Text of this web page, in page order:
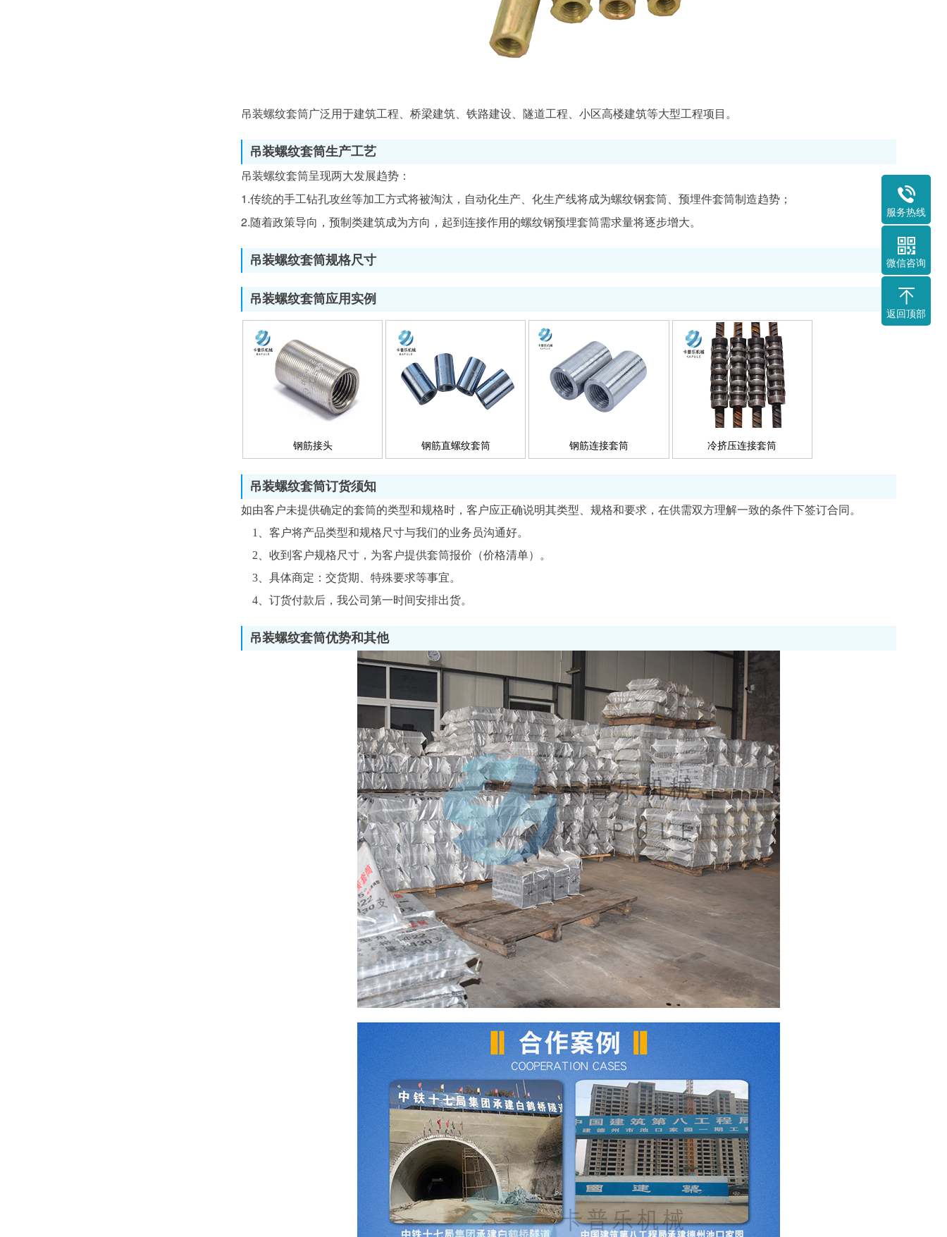
吊装螺纹套筒广泛用于建筑工程、桥梁建筑、铁路建设、隧道工程、小区高楼建筑等大型工程项目。
吊装螺纹套筒生产工艺
吊装螺纹套筒呈现两大发展趋势：
1.传统的手工钻孔攻丝等加工方式将被淘汰，自动化生产、化生产线将成为螺纹钢套筒、预埋件套筒制造趋势；
2.随着政策导向，预制类建筑成为方向，起到连接作用的螺纹钢预埋套筒需求量将逐步增大。
吊装螺纹套筒规格尺寸
吊装螺纹套筒应用实例
钢筋接头 钢筋直螺纹套筒 钢筋连接套筒 冷挤压连接套筒
吊装螺纹套筒订货须知
如由客户未提供确定的套筒的类型和规格时，客户应正确说明其类型、规格和要求，在供需双方理解一致的条件下签订合同。
1、客户将产品类型和规格尺寸与我们的业务员沟通好。
2、收到客户规格尺寸，为客户提供套筒报价（价格清单）。
3、具体商定：交货期、特殊要求等事宜。
4、订货付款后，我公司第一时间安排出货。
吊装螺纹套筒优势和其他
服务热线
微信咨询
返回顶部